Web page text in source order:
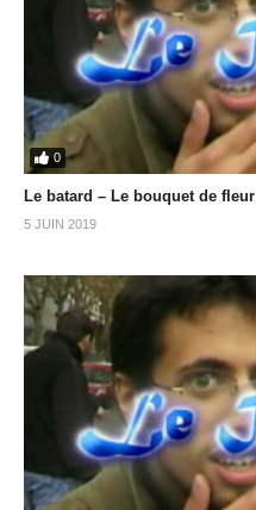
0
Le batard – Le bouquet de fleur
5 JUIN 2019